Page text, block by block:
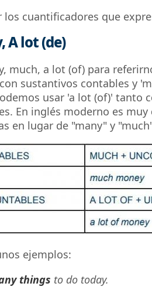
los cuantificadores que
A lot (de)
much, a lot (of) para
sustantivos contables y
usar 'a lot (of)' tanto
En inglés moderno es
en lugar de "many" y
ejemplos:
things to do today.